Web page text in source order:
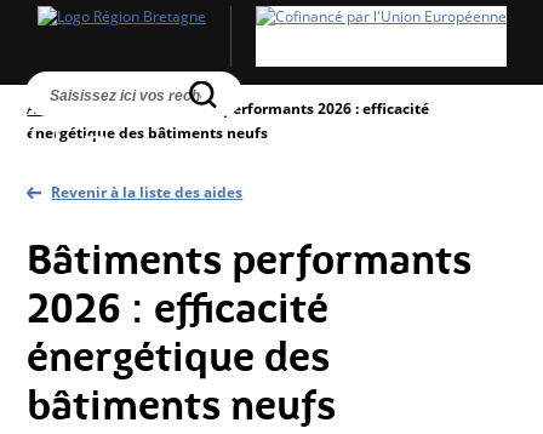
Accueil
Bâtiments performants 2026 : efficacité
énergétique des bâtiments neufs
Revenir à la liste des aides
Bâtiments performants
2026 : efficacité
énergétique des
bâtiments neufs